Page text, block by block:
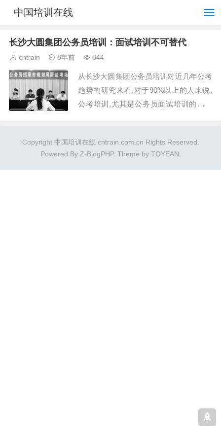
中国培训在线
长沙大圆集团公务员培训：面试培训不可替代
cntrain 8年前 844
从长沙大圆集团公务员培训对近几年公考
趋势的研究来看,对于90%以上的人来说,
公考培训,尤其是公务员面试培训的作用
Copyright 中国培训在线 cntrain.com.cn Rights Reserved.
Powered By Z-BlogPHP. Theme by TOYEAN